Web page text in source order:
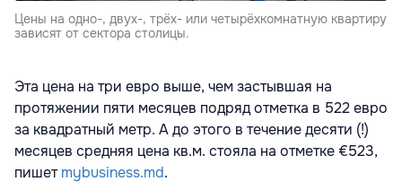
Цены на одно-, двух-, трёх- или четырёхкомнатную квартиру
зависят от сектора столицы.
Эта цена на три евро выше, чем застывшая на
протяжении пяти месяцев подряд отметка в 522 евро
за квадратный метр. А до этого в течение десяти (!)
месяцев средняя цена кв.м. стояла на отметке €523,
пишетmybusiness.md.